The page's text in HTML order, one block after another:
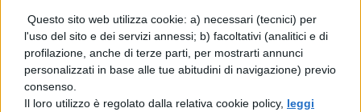
Questo sito web utilizza cookie: a) necessari (tecnici) per
l'uso del sito e dei servizi annessi; b) facoltativi (analitici e di
profilazione, anche di terze parti, per mostrarti annunci
personalizzati in base alle tue abitudini di navigazione) previo
consenso.
Il loro utilizzo è regolato dalla relativa cookie policy, leggi
motivo di tanta disapprovazione.
L’indignazione sui social
I ragazzi non si sono limitati all’intonazione